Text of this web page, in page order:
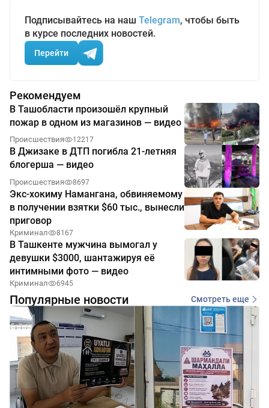
Подписывайтесь на наш Telegram, чтобы быть
в курсе последних новостей.
Перейти
Рекомендуем
В Ташобласти произошёл крупный
пожар в одном из магазинов — видео
Происшествия 12217
В Джизаке в ДТП погибла 21-летняя
блогерша — видео
Происшествия 8697
Экс-хокиму Намангана, обвиняемому
в получении взятки $60 тыс., вынесли
приговор
Криминал 8167
В Ташкенте мужчина вымогал у
девушки $3000, шантажируя её
интимными фото — видео
Криминал 6945
Популярные новости Смотреть еще